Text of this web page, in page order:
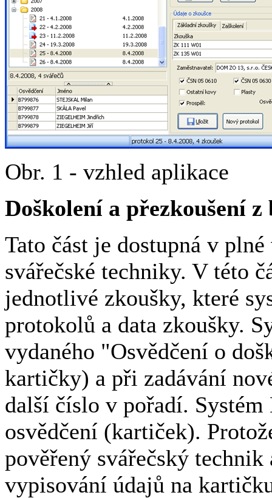
Obr. 1 - vzhled aplikace
Doškolení a přezkoušení z
Tato část je dostupná v
svářečské techniky. V této
jednotlivé zkoušky, které
protokolů a data zkoušky.
vydaného "Osvědčení o
kartičky) a při zadávání
další číslo v pořadí.
osvědčení (kartiček).
pověřený svářečský
vypisování údajů na